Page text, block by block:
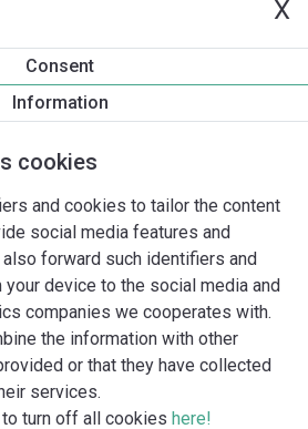
X
Consent
Information
cookies
and cookies to tailor the content
social media features and
forward such identifiers and
device to the social media and
companies we cooperates with.
the information with other
or that they have collected
services.
turn off all cookies here!